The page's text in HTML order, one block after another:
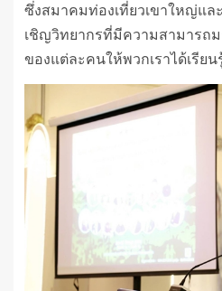
ซึ่งสมาคมท่องเที่ยวเขาใหญ่แ
เชิญวิทยากรที่มีความสามารถ
ของแต่ละคนให้พวกเราได้เรียน